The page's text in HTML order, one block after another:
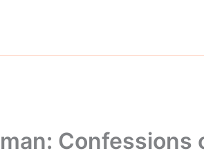
Confessions